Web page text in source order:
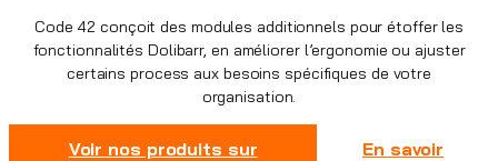
Code 42 conçoit des modules additionnels pour étoffer les
fonctionnalités Dolibarr, en améliorer l’ergonomie ou ajuster
certains process aux besoins spécifiques de votre
organisation.
Voir nos produits sur
En savoir